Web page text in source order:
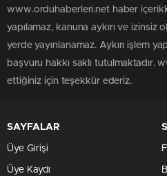
www.orduhaberleri.net haber
yapılamaz, kanuna aykırı ve izinsiz
yerde yayınlanamaz. Aykırı işlem
başvuru hakkı saklı tutulmaktadır.
ettiğiniz için teşekkür ederiz.
SAYFALAR
Üye Girişi
Üye Kaydı